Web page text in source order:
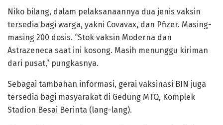
Niko bilang, dalam pelaksanaannya dua jenis vaksin
tersedia bagi warga, yakni Covavax, dan Pfizer. Masing-
masing 200 dosis. “Stok vaksin Moderna dan
Astrazeneca saat ini kosong. Masih menunggu kiriman
dari pusat,” pungkasnya.
Sebagai tambahan informasi, gerai vaksinasi BIN juga
tersedia bagi masyarakat di Gedung MTQ, Komplek
Stadion Besai Berinta (lang-lang).